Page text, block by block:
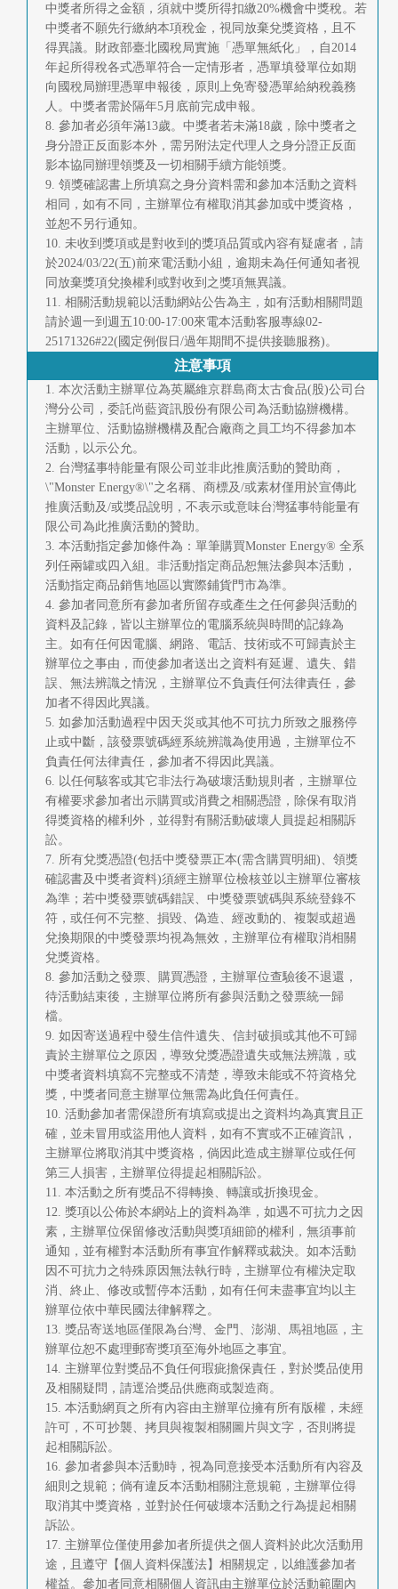
中獎者所得之金額，須就中獎所得扣繳20%機會中獎稅。若
中獎者不願先行繳納本項稅金，視同放棄兌獎資格，且不
得異議。財政部臺北國稅局實施「憑單無紙化」，自2014
年起所得稅各式憑單符合一定情形者，憑單填發單位如期
向國稅局辦理憑單申報後，原則上免寄發憑單給納稅義務
人。中獎者需於隔年5月底前完成申報。
8. 參加者必須年滿13歲。中獎者若未滿18歲，除中獎者之
身分證正反面影本外，需另附法定代理人之身分證正反面
影本協同辦理領獎及一切相關手續方能領獎。
9. 領獎確認書上所填寫之身分資料需和參加本活動之資料
相同，如有不同，主辦單位有權取消其參加或中獎資格，
並恕不另行通知。
10. 未收到獎項或是對收到的獎項品質或內容有疑慮者，請
於2024/03/22(五)前來電活動小組，逾期未為任何通知者視
同放棄獎項兌換權利或對收到之獎項無異議。
11. 相關活動規範以活動網站公告為主，如有活動相關問題
請於週一到週五10:00-17:00來電本活動客服專線02-
25171326#22(國定例假日/過年期間不提供接聽服務)。
注意事項
1. 本次活動主辦單位為英屬維京群島商太古食品(股)公司台
灣分公司，委託尚藍資訊股份有限公司為活動協辦機構。
主辦單位、活動協辦機構及配合廠商之員工均不得參加本
活動，以示公允。
2. 台灣猛事特能量有限公司並非此推廣活動的贊助商，
\"Monster Energy®\"之名稱、商標及/或素材僅用於宣傳此
推廣活動及/或獎品說明，不表示或意味台灣猛事特能量有
限公司為此推廣活動的贊助。
3. 本活動指定參加條件為：單筆購買Monster Energy® 全系
列任兩罐或四入組。非活動指定商品恕無法參與本活動，
活動指定商品銷售地區以實際鋪貨門市為準。
4. 參加者同意所有參加者所留存或產生之任何參與活動的
資料及記錄，皆以主辦單位的電腦系統與時間的記錄為
主。如有任何因電腦、網路、電話、技術或不可歸責於主
辦單位之事由，而使參加者送出之資料有延遲、遺失、錯
誤、無法辨識之情況，主辦單位不負責任何法律責任，參
加者不得因此異議。
5. 如參加活動過程中因天災或其他不可抗力所致之服務停
止或中斷，該發票號碼經系統辨識為使用過，主辦單位不
負責任何法律責任，參加者不得因此異議。
6. 以任何駭客或其它非法行為破壞活動規則者，主辦單位
有權要求參加者出示購買或消費之相關憑證，除保有取消
得獎資格的權利外，並得對有關活動破壞人員提起相關訴
訟。
7. 所有兌獎憑證(包括中獎發票正本(需含購買明細)、領獎
確認書及中獎者資料)須經主辦單位檢核並以主辦單位審核
為準；若中獎發票號碼錯誤、中獎發票號碼與系統登錄不
符，或任何不完整、損毀、偽造、經改動的、複製或超過
兌換期限的中獎發票均視為無效，主辦單位有權取消相關
兌獎資格。
8. 參加活動之發票、購買憑證，主辦單位查驗後不退還，
待活動結束後，主辦單位將所有參與活動之發票統一歸
檔。
9. 如因寄送過程中發生信件遺失、信封破損或其他不可歸
責於主辦單位之原因，導致兌獎憑證遺失或無法辨識，或
中獎者資料填寫不完整或不清楚，導致未能或不符資格兌
獎，中獎者同意主辦單位無需為此負任何責任。
10. 活動參加者需保證所有填寫或提出之資料均為真實且正
確，並未冒用或盜用他人資料，如有不實或不正確資訊，
主辦單位將取消其中獎資格，倘因此造成主辦單位或任何
第三人損害，主辦單位得提起相關訴訟。
11. 本活動之所有獎品不得轉換、轉讓或折換現金。
12. 獎項以公佈於本網站上的資料為準，如遇不可抗力之因
素，主辦單位保留修改活動與獎項細節的權利，無須事前
通知，並有權對本活動所有事宜作解釋或裁決。如本活動
因不可抗力之特殊原因無法執行時，主辦單位有權決定取
消、終止、修改或暫停本活動，如有任何未盡事宜均以主
辦單位依中華民國法律解釋之。
13. 獎品寄送地區僅限為台灣、金門、澎湖、馬祖地區，主
辦單位恕不處理郵寄獎項至海外地區之事宜。
14. 主辦單位對獎品不負任何瑕疵擔保責任，對於獎品使用
及相關疑問，請逕洽獎品供應商或製造商。
15. 本活動網頁之所有內容由主辦單位擁有所有版權，未經
許可，不可抄襲、拷貝與複製相關圖片與文字，否則將提
起相關訴訟。
16. 參加者參與本活動時，視為同意接受本活動所有內容及
細則之規範；倘有違反本活動相關注意規範，主辦單位得
取消其中獎資格，並對於任何破壞本活動之行為提起相關
訴訟。
17. 主辦單位僅使用參加者所提供之個人資料於此次活動用
途，且遵守【個人資料保護法】相關規定，以維護參加者
權益。參加者同意相關個人資訊由主辦單位於活動範圍內